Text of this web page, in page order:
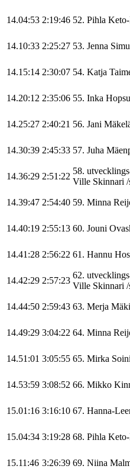
14.04:53 2:19:46 52. Pihla
14.10:33 2:25:27 53. Jenna
14.15:14 2:30:07 54. Katja
14.20:12 2:35:06 55. Inka Hopsu
14.25:27 2:40:21 56. Jani
14.30:39 2:45:33 57. Juha
14.36:29 2:51:22
58.
Ville Skinnari /
14.39:47 2:54:40 59. Minna
14.40:19 2:55:13 60. Jouni
14.41:28 2:56:22 61. Hannu
14.42:29 2:57:23
62.
Ville Skinnari /
14.44:50 2:59:43 63. Merja
14.49:29 3:04:22 64. Minna
14.51:01 3:05:55 65. Mirka
14.53:59 3:08:52 66. Mikko
15.01:16 3:16:10 67. Hanna-
15.04:34 3:19:28 68. Pihla
15.11:46 3:26:39 69. Niina